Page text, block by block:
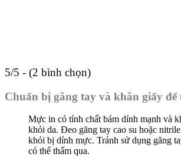
5/5 - (2 bình chọn)
Chuẩn bị găng tay và khăn giấy
Mực in có tính chất bám dính mạnh và
khỏi da. Đeo găng tay cao su hoặc
khỏi bị dính mực. Tránh sử dụng găng
có thể thấm qua.